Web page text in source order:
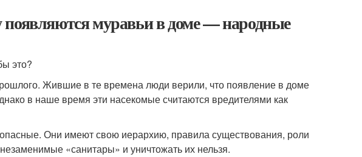
муравьи в доме — народные
это?
Жившие в те времена люди верили, что появление в доме
в наше время эти насекомые считаются вредителями как
Они имеют свою иерархию, правила существования, роли
«санитары» и уничтожать их нельзя.